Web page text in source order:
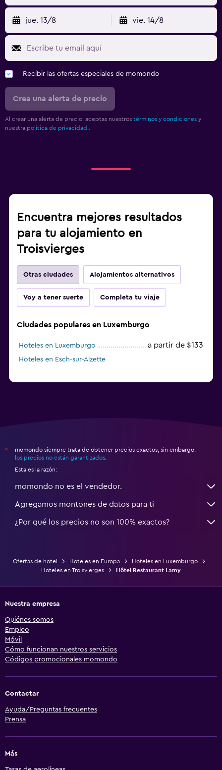
jue. 13/8 vie. 14/8
Recibir las ofertas especiales de momondo
Crea una alerta de precio
Al crear una alerta de precio, aceptas nuestros términos y condiciones y
nuestra política de privacidad.
Encuentra mejores resultados
para tu alojamiento en
Troisvierges
Otras ciudades Alojamientos alternativos
Voy a tener suerte Completa tu viaje
Ciudades populares en Luxemburgo
Hoteles en Luxemburgo a partir de $133
Hoteles en Esch-sur-Alzette
*
momondo siempre trata de obtener precios exactos, sin embargo,
los precios no están garantizados
Esta es la razón:
momondo no es el vendedor.
Agregamos montones de datos para ti
¿Por qué los precios no son 100% exactos?
Ofertas de hotel Hoteles en Europa
Hoteles en Luxemburgo
Hoteles en Troisvierges
Hôtel Restaurant Lamy
Nuestra empresa
Quiénes somos
Empleo
Móvil
Cómo funcionan nuestros servicios
Códigos promocionales momondo
Contactar
Ayuda/Preguntas frecuentes
Prensa
Más